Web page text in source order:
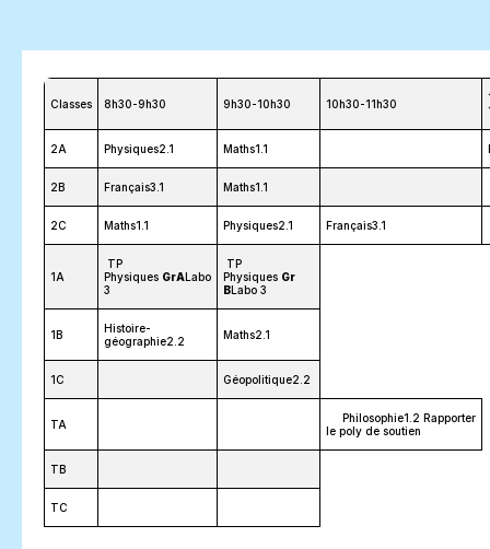
Classes 8h30-9h30 9h30-10h30 10h30-11h30
2A Physiques2.1 Maths1.1
2B Français3.1 Maths1.1
2C Maths1.1 Physiques2.1 Français3.1
1A
TP
Physiques GrALabo
3
TP
Physiques Gr
BLabo 3
1B
Histoire-
géographie2.2
Maths2.1
1C Géopolitique2.2
TA
Philosophie1.2 Rapporter
le poly de soutien
TB
TC